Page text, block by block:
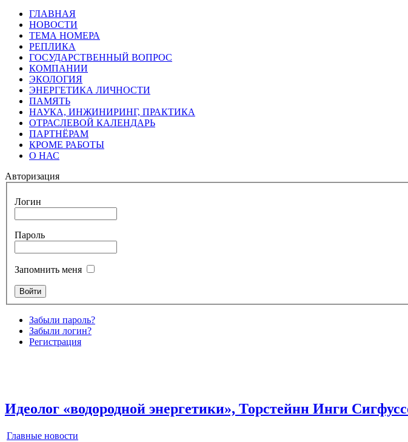
ГЛАВНАЯ
НОВОСТИ
ТЕМА НОМЕРА
РЕПЛИКА
ГОСУДАРСТВЕННЫЙ ВОПРОС
КОМПАНИИ
ЭКОЛОГИЯ
ЭНЕРГЕТИКА ЛИЧНОСТИ
ПАМЯТЬ
НАУКА, ИНЖИНИРИНГ, ПРАКТИКА
ОТРАСЛЕВОЙ КАЛЕНДАРЬ
ПАРТНЁРАМ
КРОМЕ РАБОТЫ
О НАС
Авторизация
Логин
Пароль
Запомнить меня
Забыли пароль?
Забыли логин?
Регистрация
Идеолог «водородной энергетики», Торстейнн Инги
Главные новости